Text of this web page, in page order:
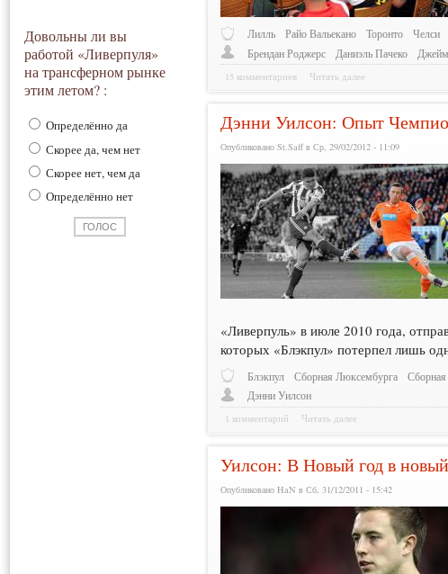
Довольны ли вы
работой «Ливерпуля»
на трансферном рынке
этим летом? :
Определённо да
Скорее да, чем нет
Скорее нет, чем да
Определённо нет
Лилль Райо Вальекано Торонто
Челси
Брендан Роджерс
Даниэль Пачеко
15 комментариев Читать далее
Дэнни Уилсон: Опыт
Опубликовано St.Saff в Ср, 29/02/2012 - 11:09
«Ливерпуль» в июле 2010 года,
которых «Блэкпул» потерпел лишь
Блэкпул Сборная Люксембурга
Дэнни Уилсон
1 комментарий Читать далее
Уилсон: В Новый год в
Опубликовано HaN в Сб, 31/12/2011 - 15:42